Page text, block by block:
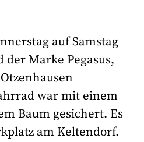
auf Samstag
Marke Pegasus,
war mit einem
Baum gesichert. Es
am Keltendorf.